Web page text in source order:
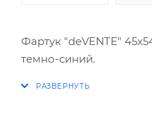
Фартук "deVENTE"
темно-синий.